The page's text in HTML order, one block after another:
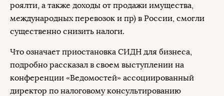
роялти, а также доходы от продажи имущества,
международных перевозок и пр) в России, смогли
существенно снизить налоги.
Что означает приостановка СИДН для бизнеса,
подробно рассказал в своем выступлении на
конференции «Ведомостей» ассоциированный
директор по налоговому консультированию